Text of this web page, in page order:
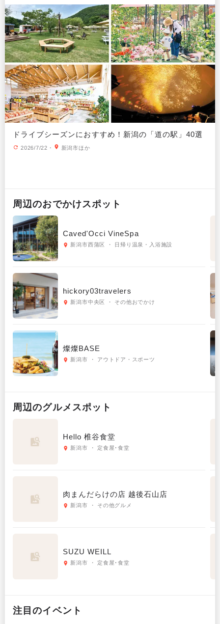
ドライブシーズンにおすすめ！新潟の「道の駅」40選
2026/7/22 ・ 新潟市ほか
周辺のおでかけスポット
Caved'Occi VineSpa
新潟市西蒲区 ・ 日帰り温泉・入浴施設
hickory03travelers
新潟市中央区 ・ その他おでかけ
燦燦BASE
新潟市 ・ アウトドア・スポーツ
周辺のグルメ スポット
Hello 椎谷食堂
新潟市 ・ 定食屋･食堂
肉まんだらけの店 越後石山店
新潟市 ・ その他グルメ
SUZU WEILL
新潟市 ・ 定食屋･食堂
注目のイベント